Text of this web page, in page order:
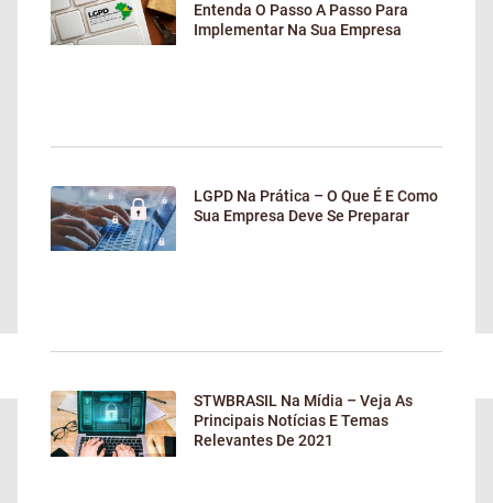
Entenda O Passo A Passo Para
Implementar Na Sua Empresa
LGPD Na Prática – O Que É E Como
Sua Empresa Deve Se Preparar
STWBRASIL Na Mídia – Veja As
Principais Notícias E Temas
Relevantes De 2021